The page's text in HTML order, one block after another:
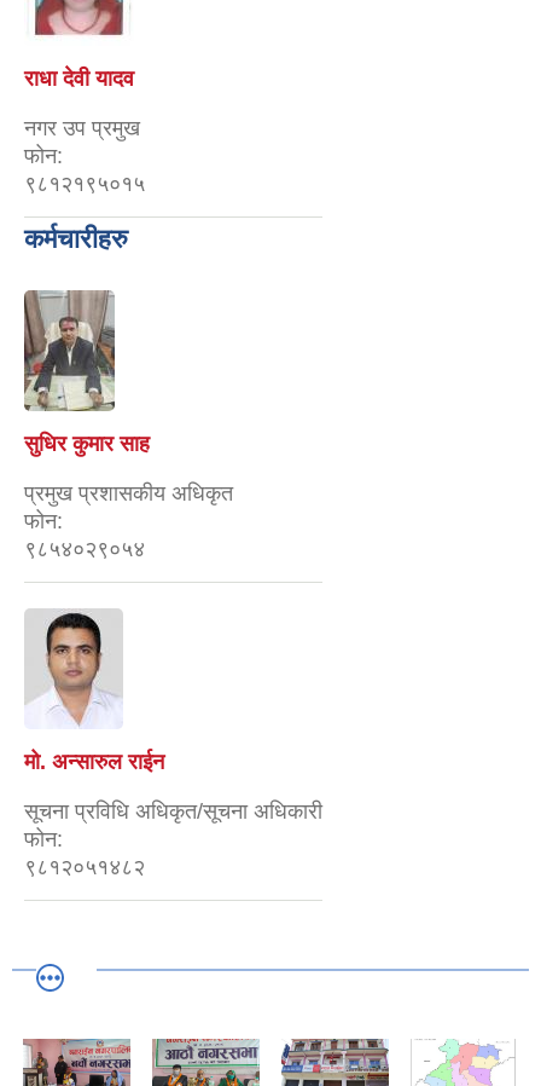
राधा देवी यादव
नगर उप प्रमुख
फोन:
९८१२१९५०१५
कर्मचारीहरु
सुधिर कुमार साह
प्रमुख प्रशासकीय अधिकृत
फोन:
९८५४०२९०५४
मो. अन्सारुल राईन
सूचना प्रविधि अधिकृत/सूचना अधिकारी
फोन:
९८१२०५१४८२